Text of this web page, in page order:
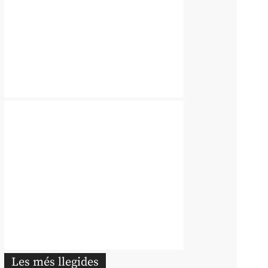
Les més llegides